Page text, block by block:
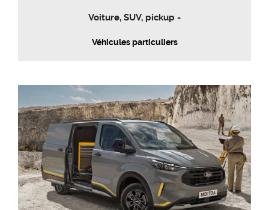
Voiture, SUV, pickup -
Véhicules particuliers